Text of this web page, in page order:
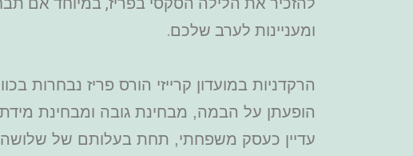
ומעניינות לערב שלכם.
הרקדניות במועדון קרייזי הורס פריז נבחרות
עדיין כעסק משפחתי, תחת בעלותם של